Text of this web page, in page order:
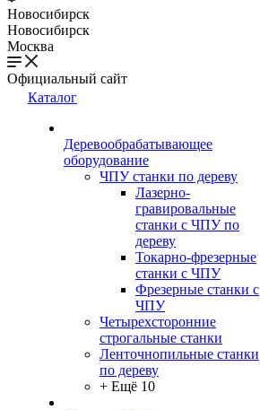
Новосибирск
Новосибирск
Москва
Официальный сайт
Каталог
Деревообрабатывающее
оборудование
ЧПУ станки по дереву
Лазерно-
гравировальные
станки с ЧПУ по
дереву
Токарно-фрезерные
станки с ЧПУ
Фрезерные станки с
ЧПУ
Четырехсторонние
строгальные станки
Ленточнопильные станки
по дереву
+ Ещё 10